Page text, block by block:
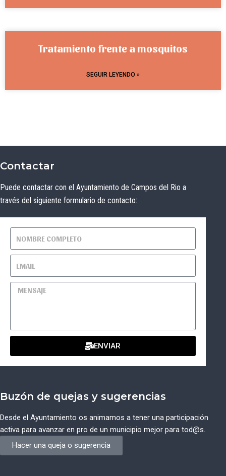
Tratamiento frente a mosquitos
SEGUIR LEYENDO »
Contactar
Puede contactar con el Ayuntamiento de Campos del Rio a
través del siguiente formulario de contacto:
ENVIAR
Buzón de quejas y sugerencias
Desde el Ayuntamiento os animamos a tener una participación
activa para avanzar en pro de un municipio mejor para tod@s.
Hacer una queja o sugerencia